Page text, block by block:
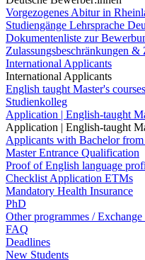
Vorgezogenes Abitur in
Studiengänge Lehrsprache
Dokumentenliste zur
Zulassungsbeschränkungen &
International Applicants
International Applicants
English taught Master's courses
Studienkolleg
Application | English-taught
Application | English-taught
Applicants with Bachelor
Master Entrance Qualification
Proof of English language
Checklist Application ETMs
Mandatory Health Insurance
PhD
Other programmes / Exchange
FAQ
Deadlines
New Students